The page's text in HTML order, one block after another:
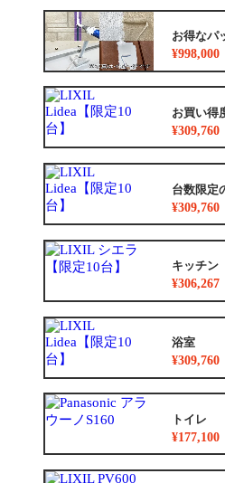
お得なパ
¥998,000
お買い得
¥309,760
台数限定
¥309,760
キッチン
¥306,267
浴室
¥309,760
トイレ
¥177,100